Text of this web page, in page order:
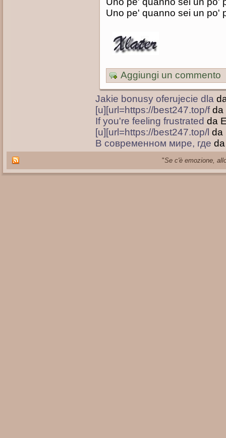
Uno pe' quanno sei un po'
Aggiungi un commento
Jakie bonusy oferujecie dla
[u][url=https://best247.top/f da
If you're feeling frustrated da
[u][url=https://best247.top/l da
В современном мире, где
"Se c'è emozione,